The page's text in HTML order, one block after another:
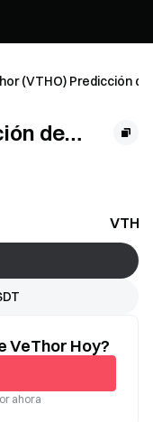
(VTHO) Predicción
de
VeThor Hoy?
ahora